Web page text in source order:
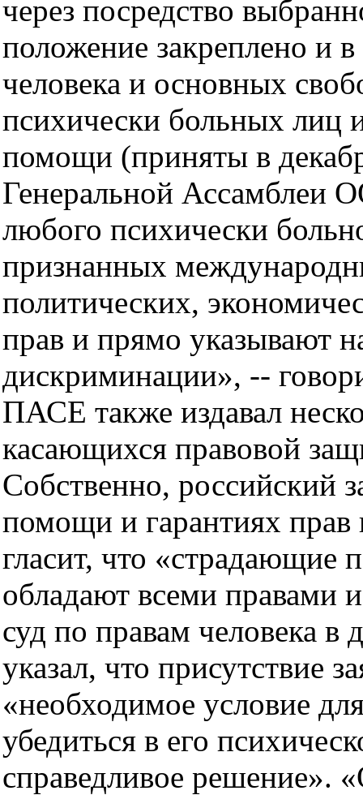
через посредство
положение закреплено и
человека и основных
психически больных лиц
помощи (приняты в
Генеральной Ассамблеи
любого психически
признанных
политических,
прав и прямо указывают
дискриминации», --
ПАСЕ также издавал
касающихся правовой
Собственно, российский
помощи и гарантиях прав
гласит, что «страдающие
обладают всеми правами
суд по правам человека в
указал, что присутствие
«необходимое условие
убедиться в его
справедливое решение».